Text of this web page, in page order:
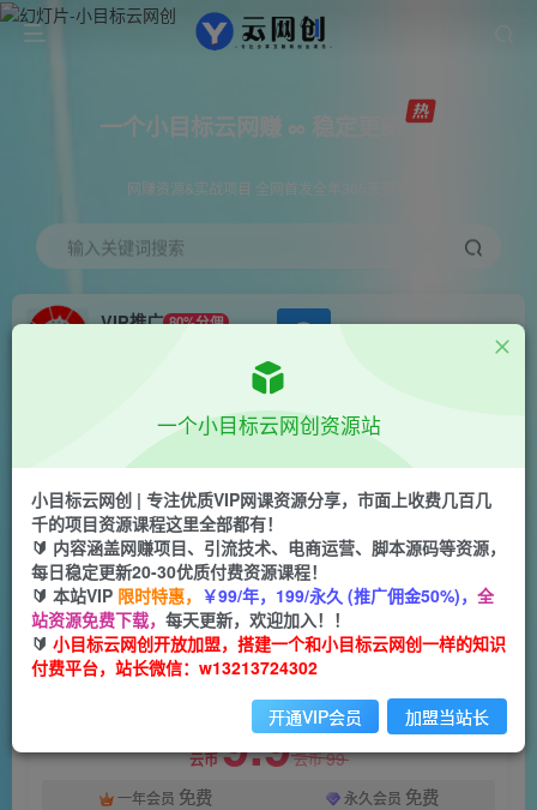
一个小目标云网赚 ∞ 稳定更新
网赚资源&实战项目 全网首发全年365天更新
输入关键词搜索
VIP推广 80%分佣
会员免费 正文
抖店商品卡精细化运营实战班：选品运营、达人玩
法、商品卡自然流、抖店起店高阶玩法
一个小目标云网创
2年前发布
关注 私信
2004 63
此内容为付费阅读，请付费后查看
云币9.9云币99
一年会员 免费 永久会员 免费
付费阅读
一个小目标云网创资源站
小目标云网创 | 专注优质VIP网课资源分享，市面上收费几百几
千的项目资源课程这里全部都有！
🔰 内容涵盖网赚项目、引流技术、电商运营、脚本源码等资源，
每日稳定更新20-30优质付费资源课程！
🔰 本站VIP 限时特惠， ￥99/年，199/永久 (推广佣金50%)， 全
站资源免费下载， 每天更新，欢迎加入！！
🔰 小目标云网创开放加盟，搭建一个和小目标云网创一样的知识
付费平台，站长微信：w13213724302
开通VIP会员 加盟当站长